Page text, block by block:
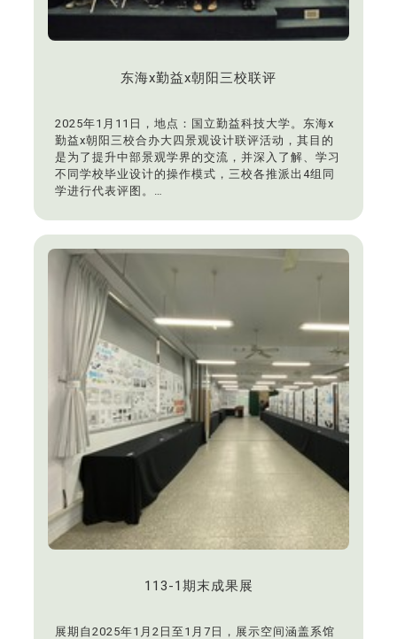
东海x勤益x朝阳三校联评
2025年1月11日，地点：国立勤益科技大学。东海x
勤益x朝阳三校合办大四景观设计联评活动，其目的
是为了提升中部景观学界的交流，并深入了解、学习
不同学校毕业设计的操作模式，三校各推派出4组同
学进行代表评图。
张传峖、纪怀雅/回 · 港 高雄亚湾旧港区地景风貌重
沈孟葳/BioResonance 灵韵之渊-与人和自然共舞的
水堀头亲生命公园
蔡欣叡/三朝-三貂岭艺术之丘
张辰安、翁柏蒝/南隅 · 缝生：油厂遗构-历史孤岛的
缝合与新生
113-1期末成果展
展期自2025年1月2日至1月7日，展示空间涵盖系馆